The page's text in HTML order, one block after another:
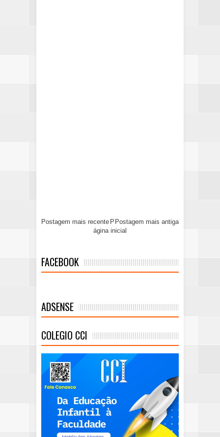
Postagem mais recente Postagem mais antiga
P
ágina inicial
FACEBOOK
ADSENSE
COLEGIO CCI